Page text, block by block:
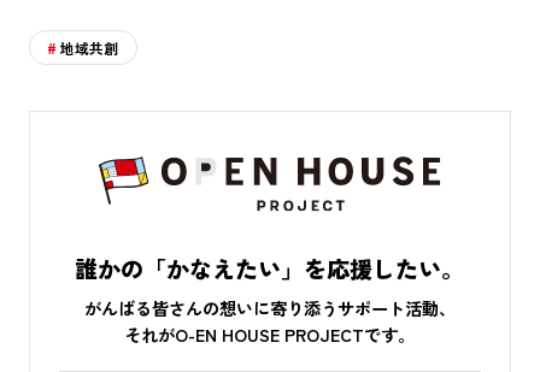
地域共創
誰かの「かなえたい」を応援したい。
がんばる皆さんの想いに寄り添うサポート活動、
それがO-EN HOUSE PROJECTです。